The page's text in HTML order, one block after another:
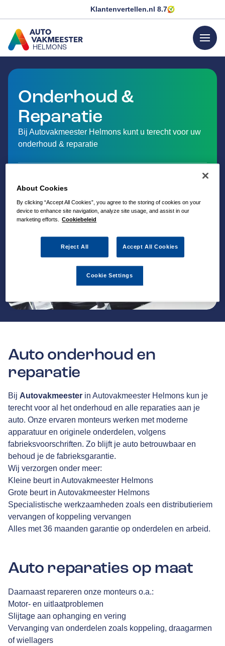
Klantenvertellen.nl 8.7
HELMONS
GA NAAR DE HOMEPAGINA
menu
Onderhoud &
Reparatie
Bij Autovakmeester Helmons kunt u terecht voor uw
onderhoud & reparatie
Auto onderhoud en
reparatie
Bij Autovakmeester in Autovakmeester Helmons kun je
terecht voor al het onderhoud en alle reparaties aan je
auto. Onze ervaren monteurs werken met moderne
apparatuur en originele onderdelen, volgens
fabrieksvoorschriften. Zo blijft je auto betrouwbaar en
behoud je de fabrieksgarantie.
Wij verzorgen onder meer:
Kleine beurt in Autovakmeester Helmons
Grote beurt in Autovakmeester Helmons
Specialistische werkzaamheden zoals een distributieriem
vervangen of koppeling vervangen
Alles met 36 maanden garantie op onderdelen en arbeid.
Auto reparaties op maat
Daarnaast repareren onze monteurs o.a.:
Motor- en uitlaatproblemen
Slijtage aan ophanging en vering
Vervanging van onderdelen zoals koppeling, draagarmen
of wiellagers
About Cookies
By clicking “Accept All Cookies”, you agree to the storing of cookies on your
device to enhance site navigation, analyze site usage, and assist in our
marketing efforts. Cookiebeleid
Reject All Accept All Cookies
Cookie Settings